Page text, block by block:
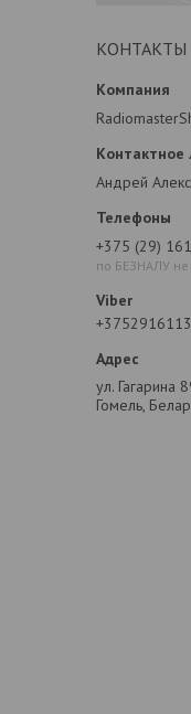
КОНТАКТЫ
Андрей
+375 (29)
по БЕЗНАЛУ
ул. Гагарина
Гомель,